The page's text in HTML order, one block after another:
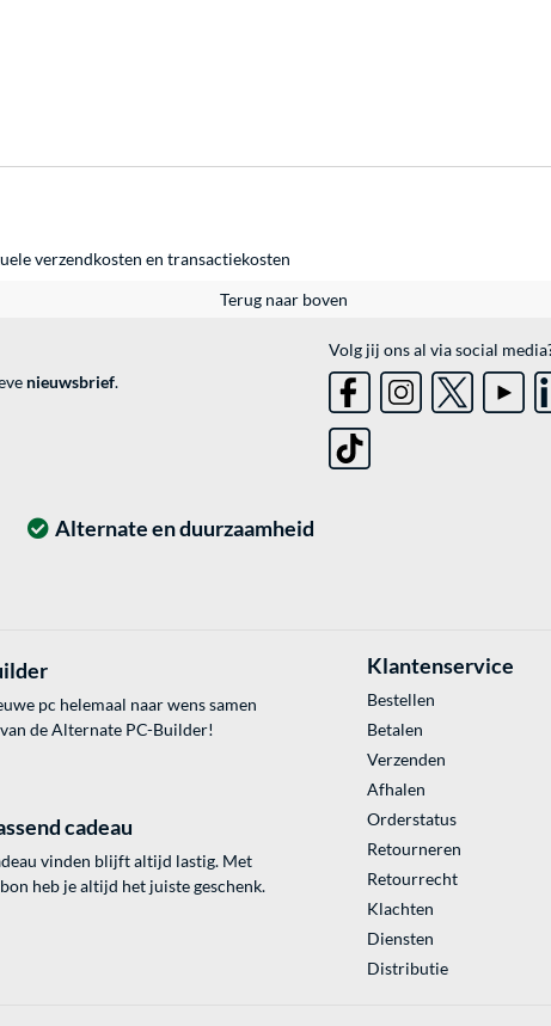
verzendkosten en transactiekosten
Terug naar boven
nieuwsbrief.
Volg jij ons al via social
Alternate en duurzaamheid
pc helemaal naar wens samen
de Alternate PC-Builder!
cadeau
vinden blijft altijd lastig. Met
heb je altijd het juiste geschenk.
Klantenservice
Bestellen
Betalen
Verzenden
Afhalen
Orderstatus
Retourneren
Retourrecht
Klachten
Diensten
Distributie